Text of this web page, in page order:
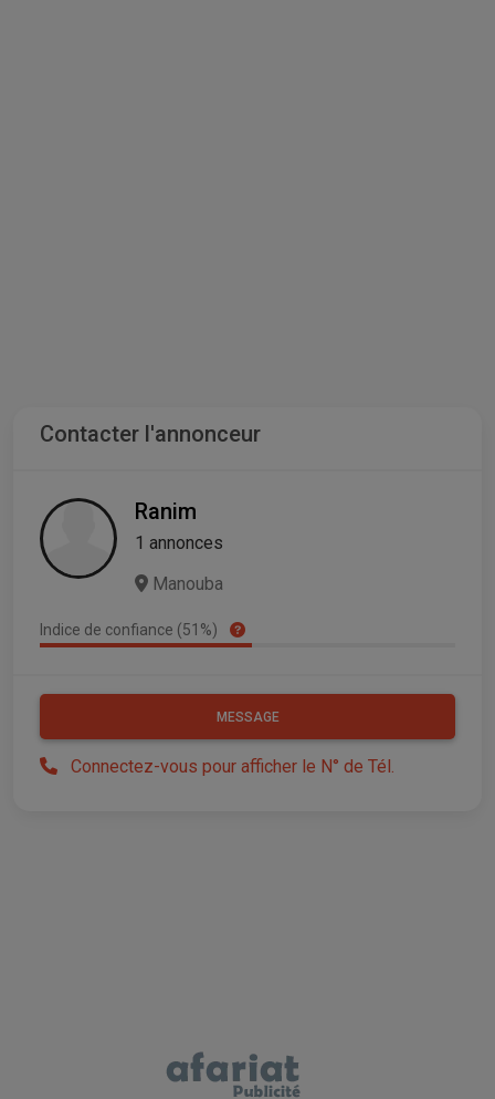
Contacter l'annonceur
Ranim
1 annonces
Manouba
Indice de confiance (51%)
MESSAGE
Connectez-vous pour afficher le N° de Tél.